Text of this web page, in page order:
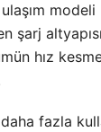
şarj
hız
fazla